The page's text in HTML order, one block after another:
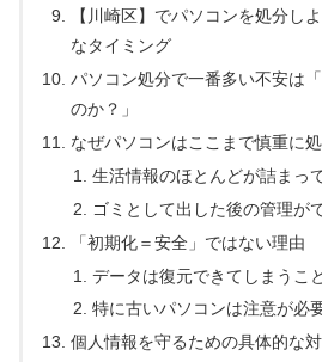
【川崎区】でパソコンを処分し
なタイミング
パソコン処分で一番多い不安は
のか？」
なぜパソコンはここまで慎重に
生活情報のほとんどが詰まっ
ゴミとして出した後の管理が
「初期化＝安全」ではない理由
データは復元できてしまうこ
特に古いパソコンは注意が必
個人情報を守るための具体的な